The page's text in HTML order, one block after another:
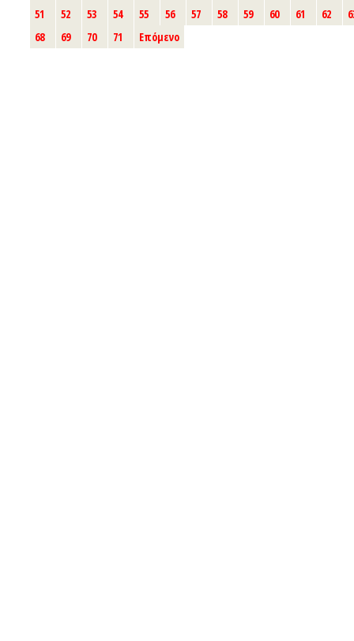
51
52 53 54 55 56 57 58 59 60 61 62
68
69 70 71 Επόμενο